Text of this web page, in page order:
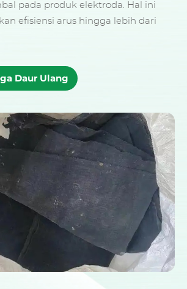
pada produk elektroda. Hal ini
efisiensi arus hingga lebih dari
Daur Ulang